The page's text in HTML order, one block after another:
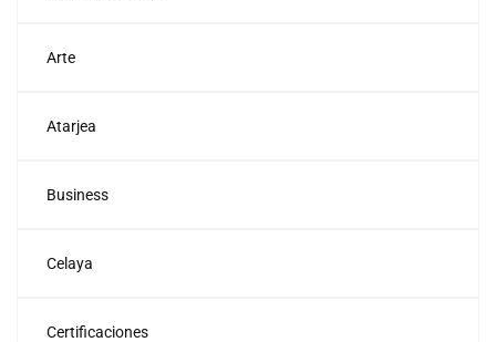
Arte
Atarjea
Business
Celaya
Certificaciones